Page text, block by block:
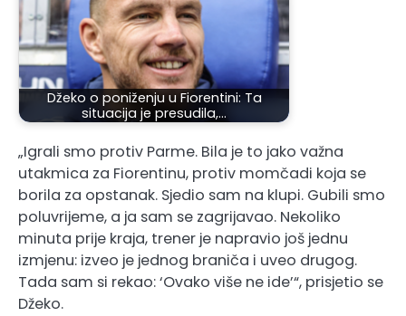
Džeko o poniženju u Fiorentini: Ta
situacija je presudila,…
„Igrali smo protiv Parme. Bila je to jako važna
utakmica za Fiorentinu, protiv momčadi koja se
borila za opstanak. Sjedio sam na klupi. Gubili smo
poluvrijeme, a ja sam se zagrijavao. Nekoliko
minuta prije kraja, trener je napravio još jednu
izmjenu: izveo je jednog braniča i uveo drugog.
Tada sam si rekao: ‘Ovako više ne ide’“, prisjetio se
Džeko.